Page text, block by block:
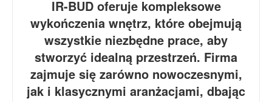
IR-BUD oferuje kompleksowe
wykończenia wnętrz, które obejmują
wszystkie niezbędne prace, aby
stworzyć idealną przestrzeń. Firma
zajmuje się zarówno nowoczesnymi,
jak i klasycznymi aranżacjami, dbając